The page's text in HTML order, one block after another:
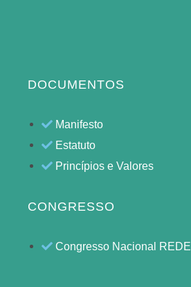
DOCUMENTOS
Manifesto
Estatuto
Princípios e Valores
CONGRESSO
Congresso Nacional REDE